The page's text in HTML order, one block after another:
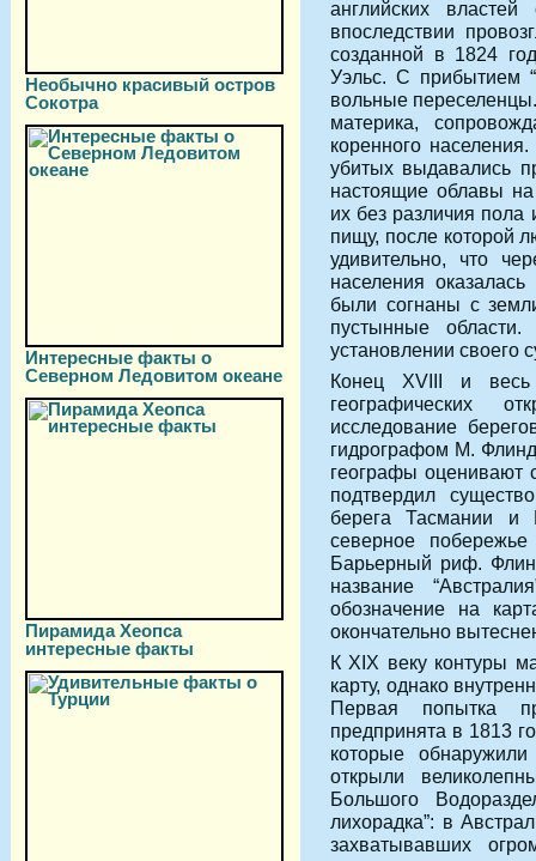
Необычно красивый остров
Сокотра
Интересные факты о
Северном Ледовитом океане
Пирамида Хеопса
интересные факты
английских
впоследствии
созданной в 1824
Уэльс. С прибытием
вольные
материка,
коренного
убитых выдавались
настоящие облавы
их без различия пола
пищу, после которой
удивительно, что
населения
были согнаны с
пустынные
установлении своего
Конец XVIII и
географических
исследование
гидрографом М.
географы оценивают
подтвердил
берега Тасмании и
северное
Барьерный риф.
название
обозначение на
окончательно
К XIX веку контуры
карту, однако
Первая попытка
предпринята в 1813
которые
открыли
Большого
лихорадка”: в
захватывавших